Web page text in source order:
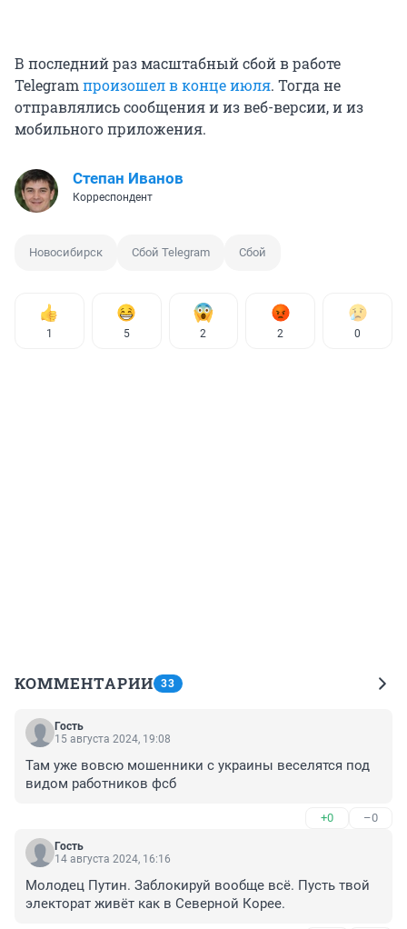
В последний раз масштабный сбой в работе
Telegram произошел в конце июля. Тогда не
отправлялись сообщения и из веб-версии, и из
мобильного приложения.
Степан Иванов
Корреспондент
Новосибирск Сбой Telegram Сбой
1 5 2 2 0
КОММЕНТАРИИ 33
Гость
15 августа 2024, 19:08
Там уже вовсю мошенники с украины веселятся под
видом работников фсб
+0 –0
Гость
14 августа 2024, 16:16
Молодец Путин. Заблокируй вообще всё. Пусть твой
электорат живёт как в Северной Корее.